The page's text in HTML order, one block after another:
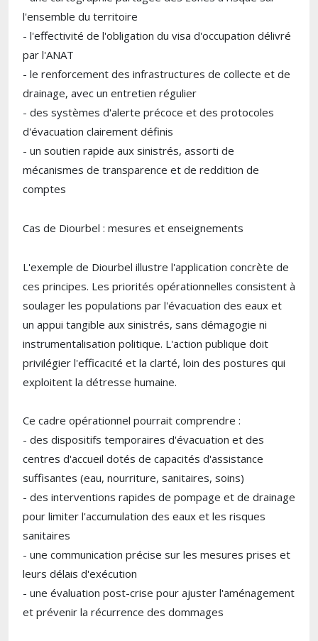
l'ensemble du territoire
- l'effectivité de l'obligation du visa d'occupation délivré
par l'ANAT
- le renforcement des infrastructures de collecte et de
drainage, avec un entretien régulier
- des systèmes d'alerte précoce et des protocoles
d'évacuation clairement définis
- un soutien rapide aux sinistrés, assorti de
mécanismes de transparence et de reddition de
comptes
Cas de Diourbel : mesures et enseignements
L'exemple de Diourbel illustre l'application concrète de
ces principes. Les priorités opérationnelles consistent à
soulager les populations par l'évacuation des eaux et
un appui tangible aux sinistrés, sans démagogie ni
instrumentalisation politique. L'action publique doit
privilégier l'efficacité et la clarté, loin des postures qui
exploitent la détresse humaine.
Ce cadre opérationnel pourrait comprendre :
- des dispositifs temporaires d'évacuation et des
centres d'accueil dotés de capacités d'assistance
suffisantes (eau, nourriture, sanitaires, soins)
- des interventions rapides de pompage et de drainage
pour limiter l'accumulation des eaux et les risques
sanitaires
- une communication précise sur les mesures prises et
leurs délais d'exécution
- une évaluation post-crise pour ajuster l'aménagement
et prévenir la récurrence des dommages